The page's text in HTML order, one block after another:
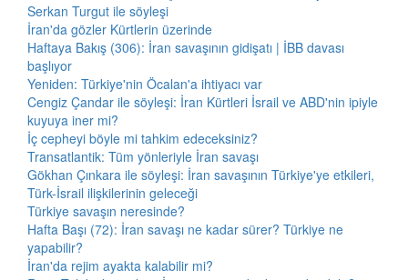
Serkan Turgut ile söyleşi
İran'da gözler Kürtlerin üzerinde
Haftaya Bakış (306): İran savaşının gidişatı | İBB davası
başlıyor
Yeniden: Türkiye'nin Öcalan'a ihtiyacı var
Cengiz Çandar ile söyleşi: İran Kürtleri İsrail ve ABD'nin ipiyle
kuyuya iner mi?
İç cepheyi böyle mi tahkim edeceksiniz?
Transatlantik: Tüm yönleriyle İran savaşı
Gökhan Çınkara ile söyleşi: İran savaşının Türkiye'ye etkileri,
Türk-İsrail ilişkilerinin geleceği
Türkiye savaşın neresinde?
Hafta Başı (72): İran savaşı ne kadar sürer? Türkiye ne
yapabilir?
İran'da rejim ayakta kalabilir mi?